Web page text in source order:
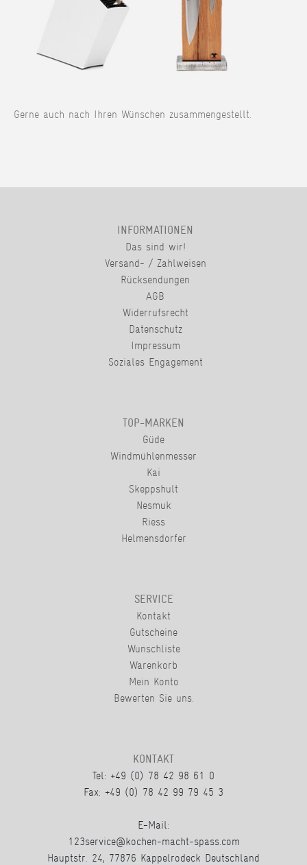
Gerne auch nach Ihren Wünschen zusammengestellt.
INFORMATIONEN
Das sind wir!
Versand- / Zahlweisen
Rücksendungen
AGB
Widerrufsrecht
Datenschutz
Impressum
Soziales Engagement
TOP-MARKEN
Güde
Windmühlenmesser
Kai
Skeppshult
Nesmuk
Riess
Helmensdorfer
SERVICE
Kontakt
Gutscheine
Wunschliste
Warenkorb
Mein Konto
Bewerten Sie uns.
KONTAKT
Tel: +49 (0) 78 42 98 61 0
Fax: +49 (0) 78 42 99 79 45 3
E-Mail:
123service@kochen-macht-spass.com
Hauptstr. 24, 77876 Kappelrodeck Deutschland